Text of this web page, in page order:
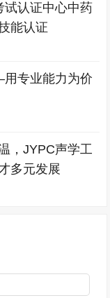
试认证中心中药
能认证
专业能力为价
，JYPC声学工
多元发展